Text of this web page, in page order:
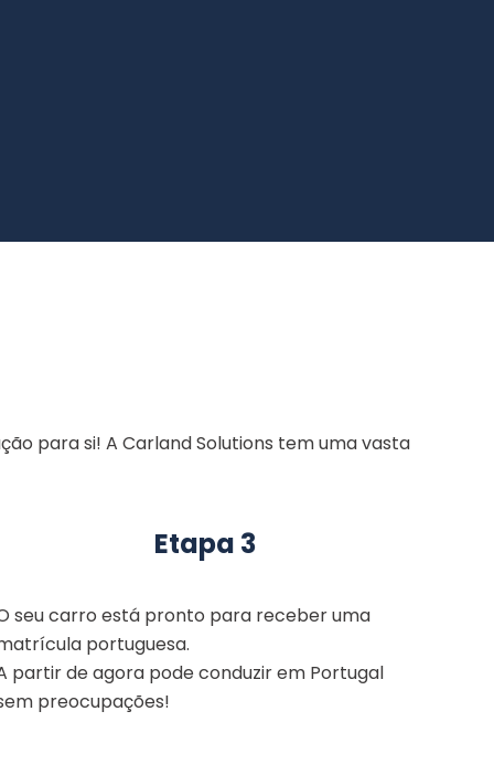
para si! A Carland Solutions tem uma vasta
Etapa 3
seu carro está pronto para receber uma
portuguesa.
partir de agora pode conduzir em Portugal
preocupações!